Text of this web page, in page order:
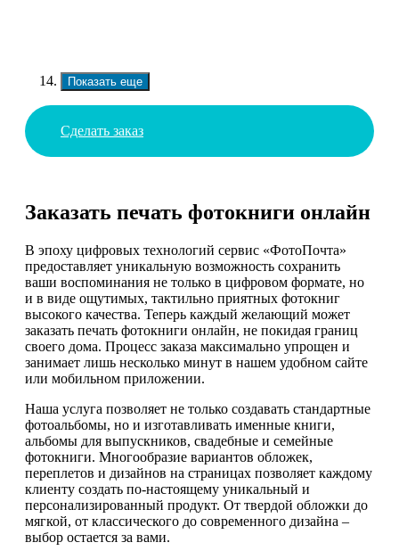
Показать еще
Сделать заказ
Заказать печать фотокниги онлайн
В эпоху цифровых технологий сервис «ФотоПочта»
предоставляет уникальную возможность сохранить
ваши воспоминания не только в цифровом формате, но
и в виде ощутимых, тактильно приятных фотокниг
высокого качества. Теперь каждый желающий может
заказать печать фотокниги онлайн, не покидая границ
своего дома. Процесс заказа максимально упрощен и
занимает лишь несколько минут в нашем удобном сайте
или мобильном приложении.
Наша услуга позволяет не только создавать стандартные
фотоальбомы, но и изготавливать именные книги,
альбомы для выпускников, свадебные и семейные
фотокниги. Многообразие вариантов обложек,
переплетов и дизайнов на страницах позволяет каждому
клиенту создать по-настоящему уникальный и
персонализированный продукт. От твердой обложки до
мягкой, от классического до современного дизайна –
выбор остается за вами.